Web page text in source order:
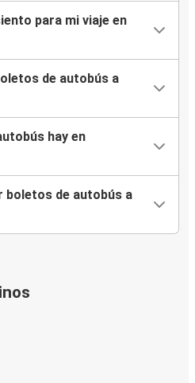
para mi viaje en
de autobús a
hay en
boletos de autobús a